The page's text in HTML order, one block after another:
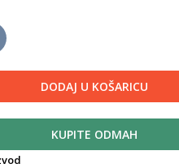
DODAJ U KOŠARICU
KUPITE ODMAH